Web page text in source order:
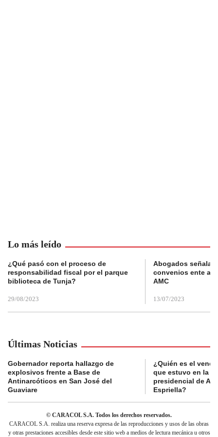
Lo más leído
¿Qué pasó con el proceso de
responsabilidad fiscal por el parque
biblioteca de Tunja?
29/08/2023
Abogados
convenios ente
AMC
13/07/2023
Últimas Noticias
Gobernador reporta hallazgo de
explosivos frente a Base de
Antinarcóticos en San José del
Guaviare
¿Quién es el
que estuvo en la
presidencial de
Espriella?
© CARACOL S.A. Todos los derechos reservados.
CARACOL S.A. realiza una reserva expresa de las reproducciones y usos de las obras
y otras prestaciones accesibles desde este sitio web a medios de lectura mecánica u otros